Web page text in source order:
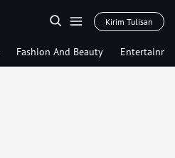
Kirim Tulisan
Fashion And Beauty